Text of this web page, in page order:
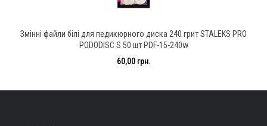
Змінні файли білі для педикюрного диска 240 грит STALEKS PRO
PODODISC S 50 шт PDF-15-240w
60,00 грн.